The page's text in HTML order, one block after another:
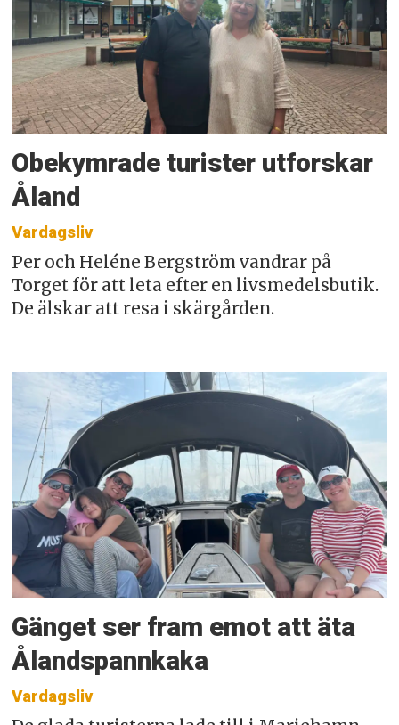
Obekymrade turister utforskar
Åland
Vardagsliv
Per och Heléne Bergström vandrar på
Torget för att leta efter en livsmedelsbutik.
De älskar att resa i skärgården.
Gänget ser fram emot att äta
Ålandspannkaka
Vardagsliv